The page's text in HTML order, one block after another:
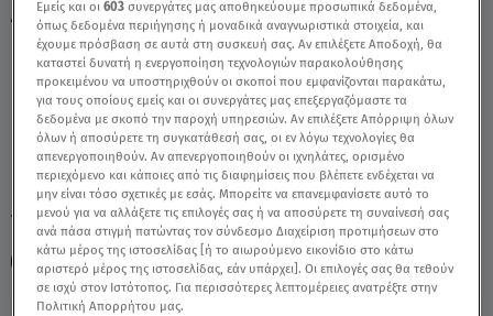
Λέων: 04/10/2021 - Οι Σημερινές
Προβλέψεις - Video
TAGS: ΛΕΩΝ ΛΕΟΝΤΕΣ ΣΗΜΕΡΑ ΖΩΔΙΑ ΖΩΔΙΑ
ΖΩΔΙΑ ΣΗΜΕΡΑ ΑΣΤΡΟΛΟΓΙΚΕΣ ΠΡΟΒΛΕΨΕΙΣ
Εμείς και οι603 συνεργάτες μας αποθηκεύουμε προσωπικά δεδομένα,
όπως δεδομένα περιήγησης ή μοναδικά αναγνωριστικά στοιχεία, και
έχουμε πρόσβαση σε αυτά στη συσκευή σας. Αν επιλέξετε Αποδοχή, θα
καταστεί δυνατή η ενεργοποίηση τεχνολογιών παρακολούθησης
προκειμένου να υποστηριχθούν οι σκοποί που εμφανίζονται παρακάτω,
για τους οποίους εμείς και οι συνεργάτες μας επεξεργαζόμαστε τα
δεδομένα με σκοπό την παροχή υπηρεσιών. Αν επιλέξετε Απόρριψη όλων
όλων ή αποσύρετε τη συγκατάθεσή σας, οι εν λόγω τεχνολογίες θα
απενεργοποιηθούν. Αν απενεργοποιηθούν οι ιχνηλάτες, ορισμένο
περιεχόμενο και κάποιες από τις διαφημίσεις που βλέπετε ενδέχεται να
μην είναι τόσο σχετικές με εσάς. Μπορείτε να επανεμφανίσετε αυτό το
μενού για να αλλάξετε τις επιλογές σας ή να αποσύρετε τη συναίνεσή σας
ανά πάσα στιγμή πατώντας τον σύνδεσμο Διαχείριση προτιμήσεων στο
κάτω μέρος της ιστοσελίδας [ή το αιωρούμενο εικονίδιο στο κάτω
αριστερό μέρος της ιστοσελίδας, εάν υπάρχει]. Οι επιλογές σας θα τεθούν
σε ισχύ στον Ιστότοπος. Για περισσότερες λεπτομέρειες ανατρέξτε στην
Πολιτική Απορρήτου μας.